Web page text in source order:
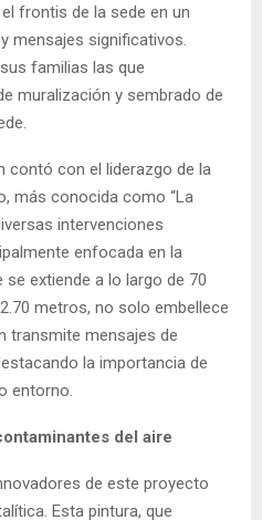
frontis de la sede en un
mensajes significativos.
familias las que
muralización y sembrado de
contó con el liderazgo de la
más conocida como “La
intervenciones
enfocada en la
se extiende a lo largo de 70
metros, no solo embellece
transmite mensajes de
la importancia de
entorno.
del aire
de este proyecto
Esta pintura, que